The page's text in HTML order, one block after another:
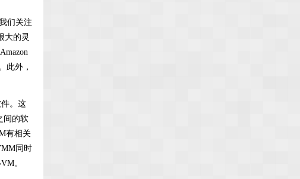
们关注
大的灵
此外，
。这
间的软
有相关
同时
。